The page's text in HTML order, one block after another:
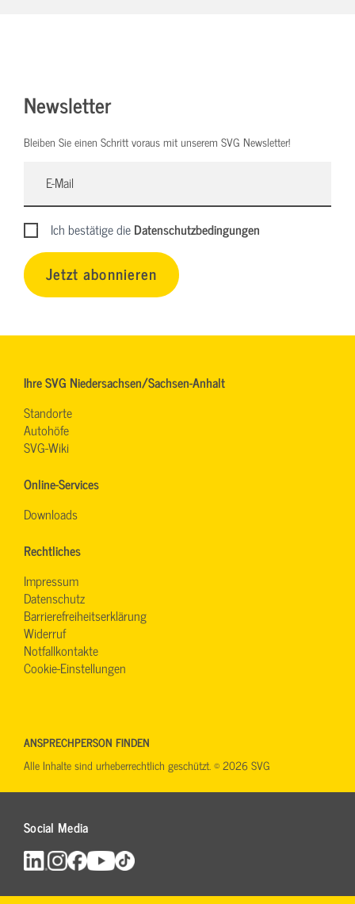
Newsletter
Bleiben Sie einen Schritt voraus mit unserem SVG Newsletter!
Ich bestätige dieDatenschutzbedingungen
Jetzt abonnieren
Ihre SVG Niedersachsen/Sachsen-Anhalt
Standorte
Autohöfe
SVG-Wiki
Online-Services
Downloads
Rechtliches
Impressum
Datenschutz
Barrierefreiheitserklärung
Widerruf
Notfallkontakte
Cookie-Einstellungen
Social Media
ANSPRECHPERSON FINDEN
Alle Inhalte sind urheberrechtlich geschützt. © 2026 SVG